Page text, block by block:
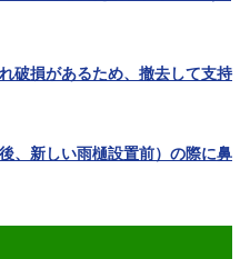
破損があるため、撤去して支持
、新しい雨樋設置前）の際に鼻